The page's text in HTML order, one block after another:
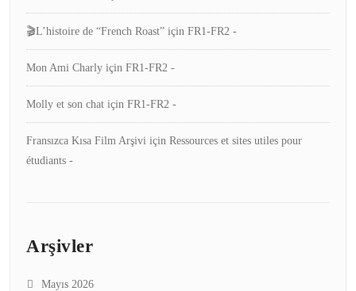
🎬L’histoire de “French Roast” için FR1-FR2 -
Mon Ami Charly için FR1-FR2 -
Molly et son chat için FR1-FR2 -
Fransızca Kısa Film Arşivi için Ressources et sites utiles pour
étudiants -
Arşivler
Mayıs 2026